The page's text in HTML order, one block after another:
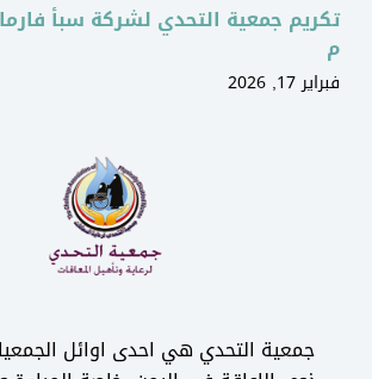
م
فبراير 17, 2026
جمعية التحدي هي احدى اوائل